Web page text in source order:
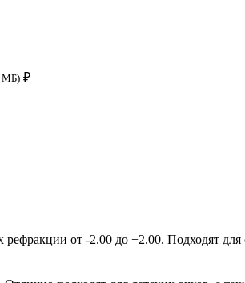
МБ) ₽
от -2.00 до +2.00. Подходят для